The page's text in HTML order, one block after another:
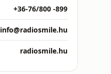
+36-76/800 -899
info@radiosmile.hu
radiosmile.hu